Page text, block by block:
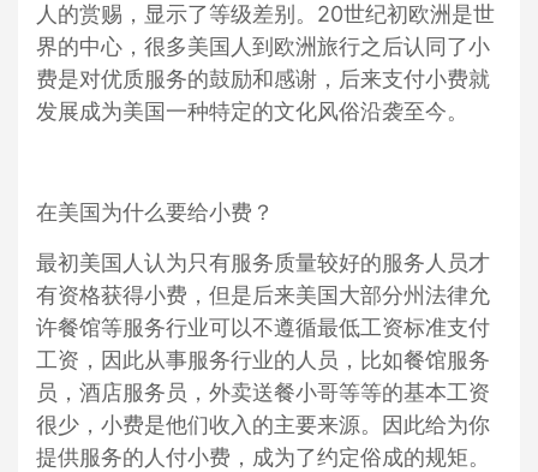
人的赏赐，显示了等级差别。20世纪初欧洲是世
界的中心，很多美国人到欧洲旅行之后认同了小
费是对优质服务的鼓励和感谢，后来支付小费就
发展成为美国一种特定的文化风俗沿袭至今。
在美国为什么要给小费？
最初美国人认为只有服务质量较好的服务人员才
有资格获得小费，但是后来美国大部分州法律允
许餐馆等服务行业可以不遵循最低工资标准支付
工资，因此从事服务行业的人员，比如餐馆服务
员，酒店服务员，外卖送餐小哥等等的基本工资
很少，小费是他们收入的主要来源。因此给为你
提供服务的人付小费，成为了约定俗成的规矩。